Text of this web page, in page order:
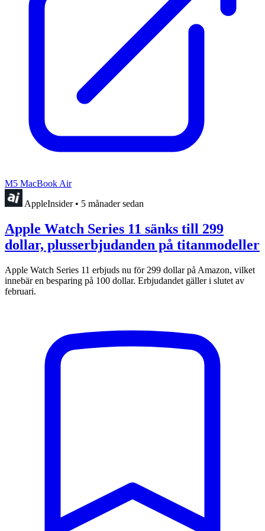
M5 MacBook Air
AppleInsider • 5 månader sedan
Apple Watch Series 11 sänks till 299
dollar, plusserbjudanden på titanmodeller
Apple Watch Series 11 erbjuds nu för 299 dollar på Amazon, vilket
innebär en besparing på 100 dollar. Erbjudandet gäller i slutet av
februari.